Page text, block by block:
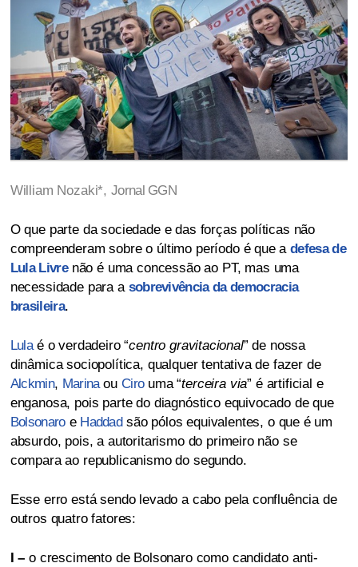
William Nozaki*, Jornal GGN
O que parte da sociedade e das forças políticas não
compreenderam sobre o último período é que adefesa de
Lula Livrenão é uma concessão ao PT, mas uma
necessidade para a sobrevivência da democracia
brasileira.
Lulaé o verdadeiro “centro gravitacional” de nossa
dinâmica sociopolítica, qualquer tentativa de fazer de
Alckmin, Marinaou Cirouma “terceira via” é artificial e
enganosa, pois parte do diagnóstico equivocado de que
Bolsonaroe Haddad são pólos equivalentes, o que é um
absurdo, pois, a autoritarismo do primeiro não se
compara ao republicanismo do segundo.
Esse erro está sendo levado a cabo pela confluência de
outros quatro fatores:
I – o crescimento de Bolsonaro como candidato anti-